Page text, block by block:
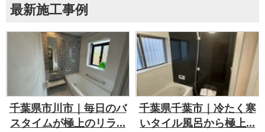
最新施工事例
千葉県市川市｜毎日のバ
スタイムが極上のリラ...
千葉県千葉市｜冷たく寒
いタイル風呂から極上...